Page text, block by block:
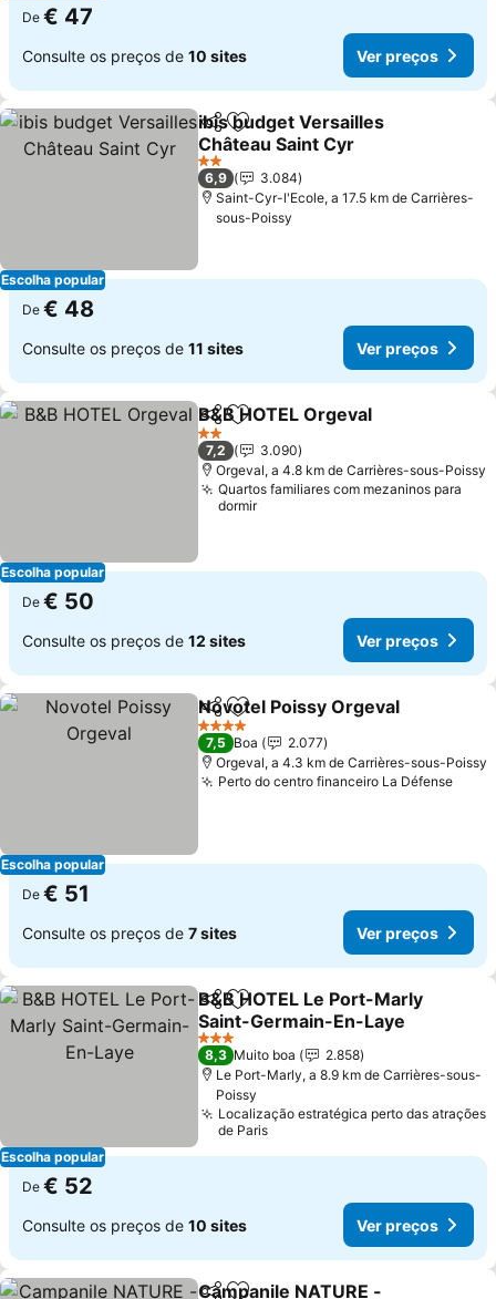
De € 47
Consulte os preços de 10 sites Ver preços
Escolha popular
PartilharAdicionar aos favoritos
ibis budget Versailles
Château Saint Cyr
2 Estrelas
6,9
3.084
Saint-Cyr-l'Ecole, a 17.5 km de Carrières-
sous-Poissy
De € 48
Consulte os preços de 11 sites Ver preços
Escolha popular
PartilharAdicionar aos favoritos
B&B HOTEL Orgeval
2 Estrelas
7,2
3.090
Orgeval, a 4.8 km de Carrières-sous-Poissy
Quartos familiares com mezaninos para
dormir
De € 50
Consulte os preços de 12 sites Ver preços
Escolha popular
PartilharAdicionar aos favoritos
Novotel Poissy Orgeval
4 Estrelas
7,5 Boa
2.077
Orgeval, a 4.3 km de Carrières-sous-Poissy
Perto do centro financeiro La Défense
De € 51
Consulte os preços de 7 sites Ver preços
Escolha popular
PartilharAdicionar aos favoritos
B&B HOTEL Le Port-Marly
Saint-Germain-En-Laye
3 Estrelas
8,3 Muito boa
2.858
Le Port-Marly, a 8.9 km de Carrières-sous-
Poissy
Localização estratégica perto das atrações
de Paris
De € 52
Consulte os preços de 10 sites Ver preços
Campanile NATURE -